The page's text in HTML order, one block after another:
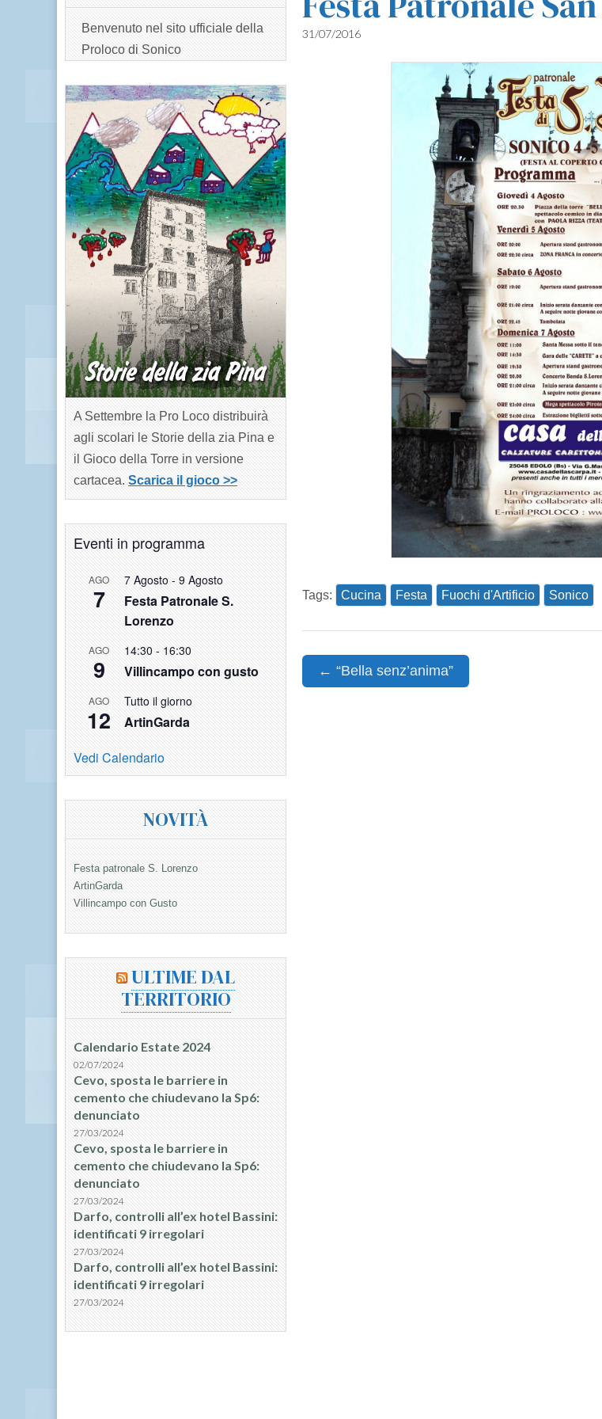
31/07/2016
Tags: Cucina Festa Fuochi d'Artificio Sonico
Post
navigation
← “Bella senz’anima”
Benvenuto nel sito ufficiale della
Proloco di Sonico
A Settembre la Pro Loco distribuirà
agli scolari le Storie della zia Pina e
il Gioco della Torre in versione
cartacea. Scarica il gioco >>
Eventi in programma
AGO
7
7 Agosto - 9 Agosto
Festa Patronale S.
Lorenzo
AGO
9
14:30 - 16:30
Villincampo con gusto
AGO
12
Tutto il giorno
ArtinGarda
Vedi Calendario
NOVITÀ
Festa patronale S. Lorenzo
ArtinGarda
Villincampo con Gusto
ULTIME DAL
TERRITORIO
Calendario Estate 2024
02/07/2024
Cevo, sposta le barriere in
cemento che chiudevano la Sp6:
denunciato
27/03/2024
Cevo, sposta le barriere in
cemento che chiudevano la Sp6:
denunciato
27/03/2024
Darfo, controlli all’ex hotel Bassini:
identificati 9 irregolari
27/03/2024
Darfo, controlli all’ex hotel Bassini:
identificati 9 irregolari
27/03/2024